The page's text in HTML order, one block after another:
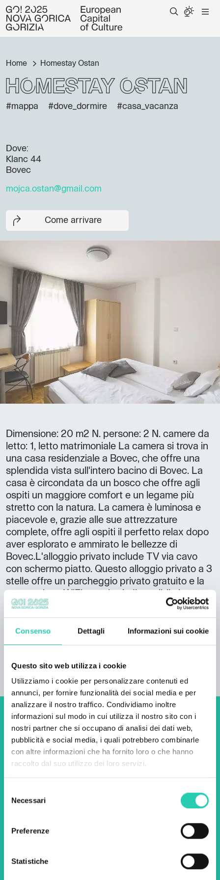
Consenso Dettagli Informazioni sui cookie
Questo sito web utilizza i cookie
Utilizziamo i cookie per personalizzare contenuti ed
annunci, per fornire funzionalità dei social media e per
analizzare il nostro traffico. Condividiamo inoltre
informazioni sul modo in cui utilizza il nostro sito con i
nostri partner che si occupano di analisi dei dati web,
pubblicità e social media, i quali potrebbero combinarle
con altre informazioni che ha fornito loro o che hanno
raccolto dal suo utilizzo dei loro servizi.
delNecessari
Preferenze
Statistiche
Home Homestay Ostan
Homestay Ostan
#mappa #dove_dormire #casa_vacanza
Dove:
Klanc 44
Bovec
mojca.ostan@gmail.com
Come arrivare
Dimensione: 20 m2 N. persone: 2 N. camere da
letto: 1, letto matrimoniale La camera si trova in
una casa residenziale a Bovec, che offre una
splendida vista sull'intero bacino di Bovec. La
casa è circondata da un bosco che offre agli
ospiti un maggiore comfort e un legame più
stretto con la natura. La camera è luminosa e
piacevole e, grazie alle sue attrezzature
complete, offre agli ospiti il perfetto relax dopo
aver esplorato e ammirato le bellezze di
Bovec.L'alloggio privato include TV via cavo
con schermo piatto. Questo alloggio privato a 3
stelle offre un parcheggio privato gratuito e la
connessione WiFi gratuita è disponibile in tutta
la struttura, per garantire agli ospiti un
soggiorno confortevole e connesso.
Non perderti i prossimi
eventi! Iscriviti alla
newsletter di GO! 2025 per
scoprire tutte le nostre
Email *